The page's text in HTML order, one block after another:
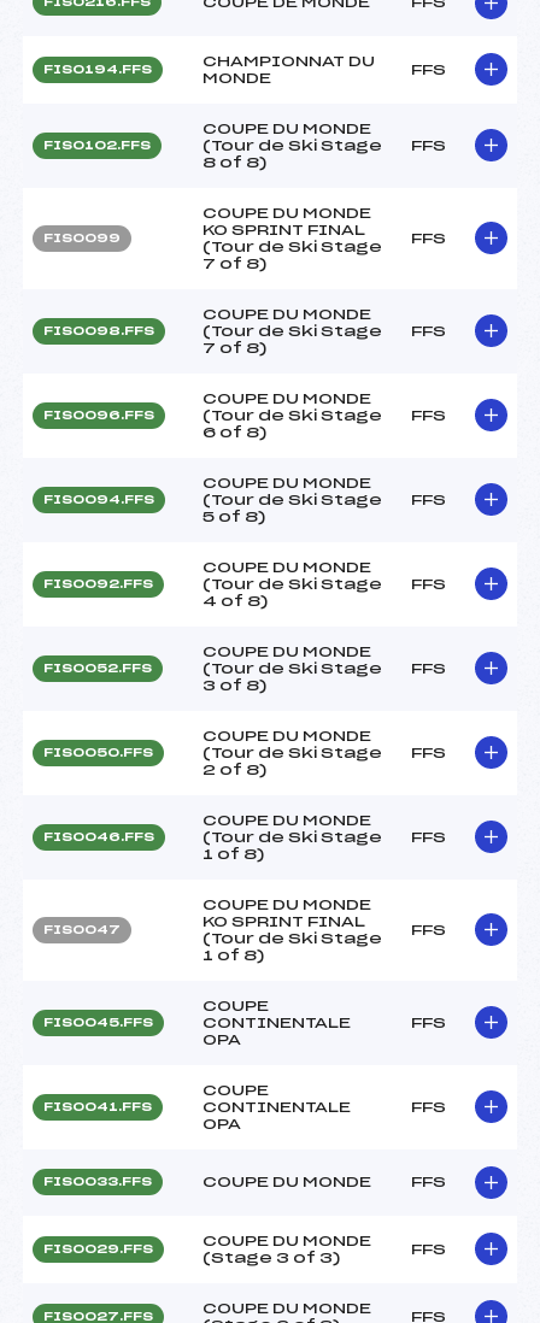
FIS0194.FFS
CHAMPIONNAT DU
MONDE
FFS
FIS0102.FFS
COUPE DU MONDE
(Tour de Ski Stage
8 of 8)
FFS
FIS0099
COUPE DU MONDE
KO SPRINT FINAL
(Tour de Ski Stage
7 of 8)
FFS
FIS0098.FFS
COUPE DU MONDE
(Tour de Ski Stage
7 of 8)
FFS
FIS0096.FFS
COUPE DU MONDE
(Tour de Ski Stage
6 of 8)
FFS
FIS0094.FFS
COUPE DU MONDE
(Tour de Ski Stage
5 of 8)
FFS
FIS0092.FFS
COUPE DU MONDE
(Tour de Ski Stage
4 of 8)
FFS
FIS0052.FFS
COUPE DU MONDE
(Tour de Ski Stage
3 of 8)
FFS
FIS0050.FFS
COUPE DU MONDE
(Tour de Ski Stage
2 of 8)
FFS
FIS0046.FFS
COUPE DU MONDE
(Tour de Ski Stage
1 of 8)
FFS
FIS0047
COUPE DU MONDE
KO SPRINT FINAL
(Tour de Ski Stage
1 of 8)
FFS
FIS0045.FFS
COUPE
CONTINENTALE
OPA
FFS
FIS0041.FFS
COUPE
CONTINENTALE
OPA
FFS
FIS0033.FFS COUPE DU MONDE FFS
FIS0029.FFS
COUPE DU MONDE
(Stage 3 of 3)
FFS
FIS0027.FFS
COUPE DU MONDE
FFS